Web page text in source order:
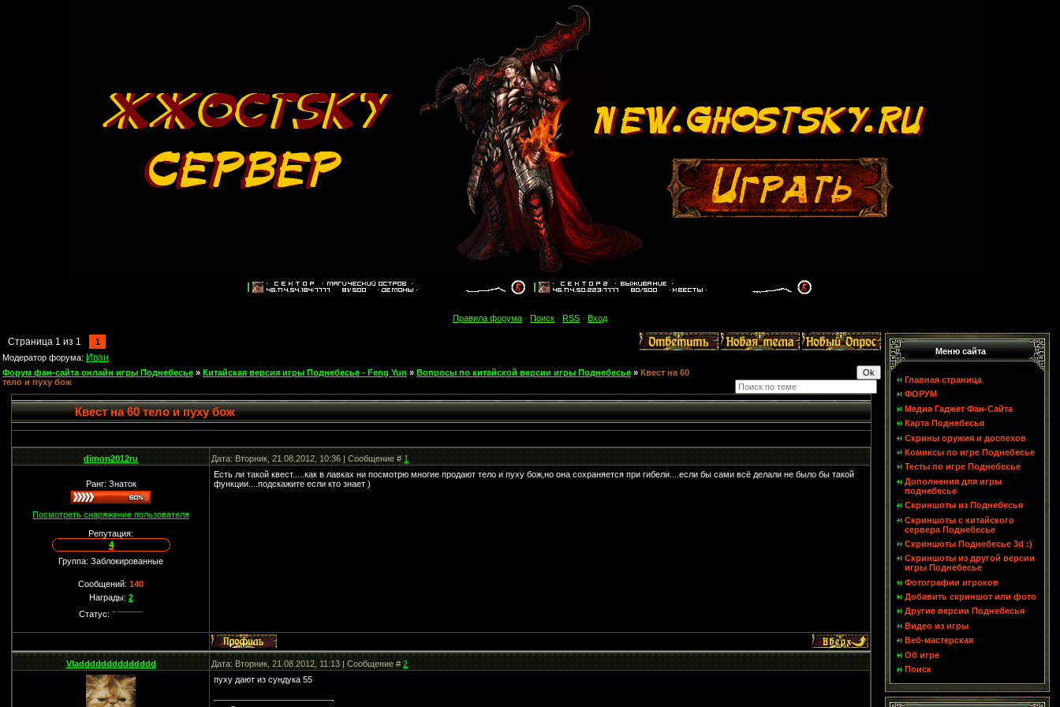
Правила форума · Поиск · RSS · Вход
Страница 1 из 1
1
Модератор форума: Иван
Форум фан-сайта онлайн игры Поднебесье » Китайская версия игры Поднебесье - Feng Yun » Вопросы по китайской версии игры Поднебесье » Квест на 60
тело и пуху бож
Квест на 60 тело и пуху бож
dimon2012ru Дата: Вторник, 21.08.2012, 10:36 | Сообщение #1
Ранг: Знаток
Посмотреть снаряжение пользователя
Репутация:
4
Группа: Заблокированные
Сообщений:140
Награды: 2
Статус:
Есть ли такой квест.....как в лавках ни посмотрю многие продают тело и пуху бож,но она сохраняется при гибели....если бы сами всё делали не было бы такой
функции....подскажите если кто знает )
Vladddddddddddddd Дата: Вторник, 21.08.2012, 11:13 | Сообщение #2
пуху дают из сундука 55
Меню сайта
Главная страница
ФОРУМ
Медиа Гаджет Фан-Сайта
Карта Поднебесья
Скрины оружия и доспехов
Комиксы по игре Поднебесье
Тесты по игре Поднебесье
Дополнения для игры
поднебесье
Скриншоты из Поднебесья
Скриншоты с китайского
сервера Поднебесье
Скриншоты Поднебесье 3d :)
Скриншоты из другой версии
игры Поднебесье
Фотографии игроков
Добавить скриншот или фото
Другие версии Поднебесья
Видео из игры
Веб-мастерская
Об игре
Поиск